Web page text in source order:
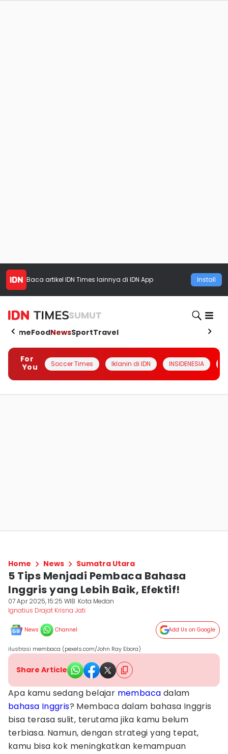
Baca artikel IDN Times lainnya di IDN App Install
SUMUT
HomeFoodNewsSportTravel
For
You
Soccer Times Iklanin di IDN INSIDENESIA
Home News Sumatra Utara
5 Tips Menjadi Pembaca Bahasa
Inggris yang Lebih Baik, Efektif!
07 Apr 2025, 15:25 WIB Kota Medan
Ignatius Drajat Krisna Jati
News Channel Add Us on Google
ilustrasi membaca (pexels.com/John Ray Ebora)
Share Article
Apa kamu sedang belajar membaca dalam
bahasa Inggris? Membaca dalam bahasa Inggris
bisa terasa sulit, terutama jika kamu belum
terbiasa. Namun, dengan strategi yang tepat,
kamu bisa kok meningkatkan kemampuan